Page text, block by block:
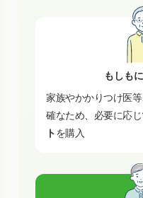
もしも
家族やかかりつけ医
確なため、必要に応
トを購入